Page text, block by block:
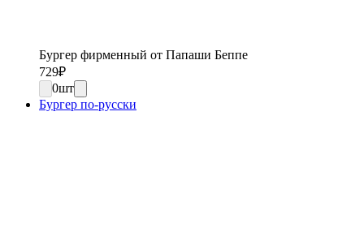
Бургер фирменный от Папаши Беппе
729₽
0шт
Бургер по-русски